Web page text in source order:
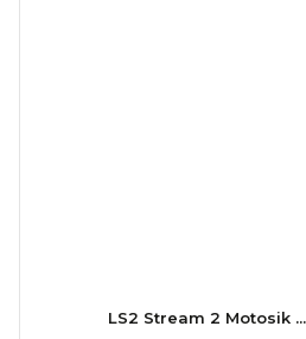
LS2 Stream 2 Motosik ...